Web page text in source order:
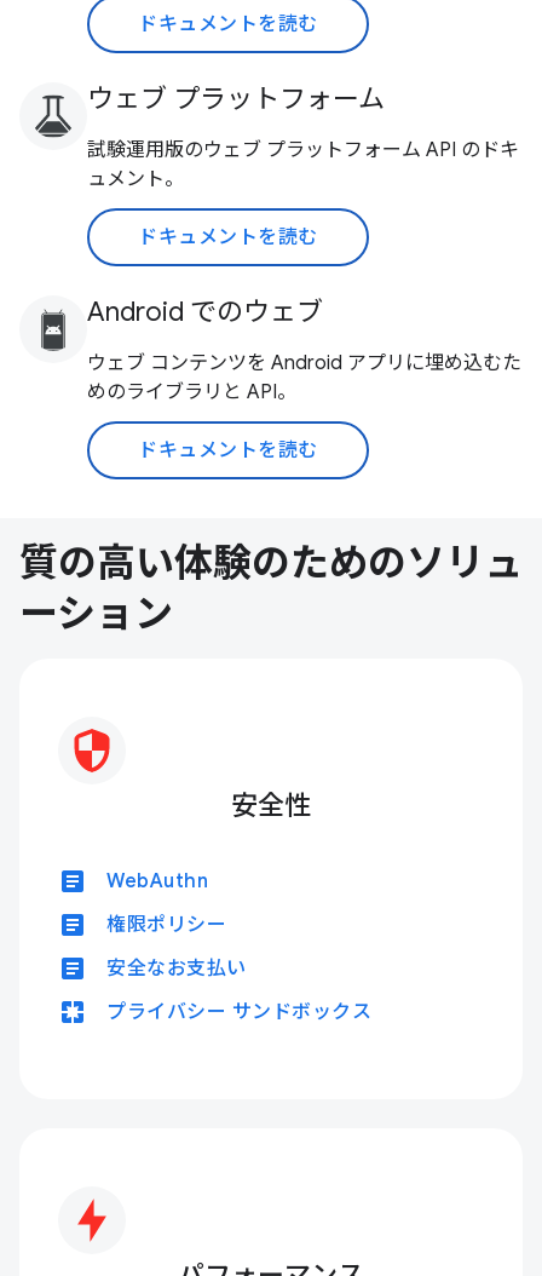
ドキュメントを読む
ウェブ プラットフォーム
試験運用版のウェブ プラットフォーム API のドキ
ュメント。
ドキュメントを読む
Android でのウェブ
ウェブ コンテンツを Android アプリに埋め込むた
めのライブラリと API。
ドキュメントを読む
質の高い体験のためのソリュ
ーション
安全性
article WebAuthn
article 権限ポリシー
article 安全なお支払い
pages プライバシー サンドボックス